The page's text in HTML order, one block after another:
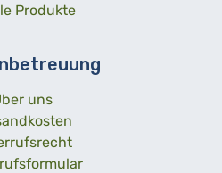
Produkte
uns